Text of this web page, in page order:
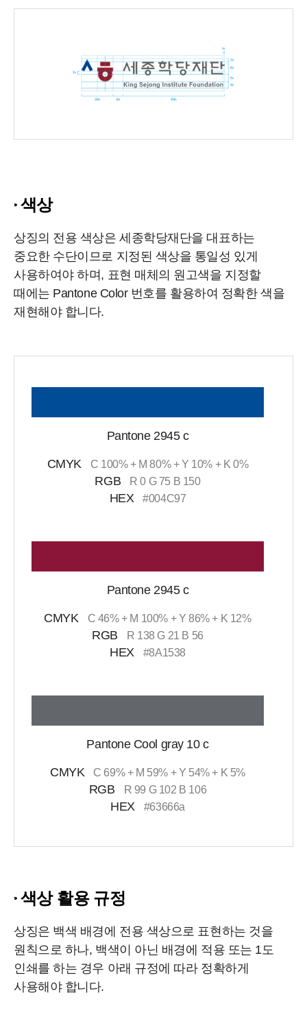
색상
상징의 전용 색상은 세종학당재단을 대표하는
중요한 수단이므로 지정된 색상을 통일성 있게
사용하여야 하며, 표현 매체의 원고색을 지정할
때에는 Pantone Color 번호를 활용하여 정확한 색을
재현해야 합니다.
Pantone 2945 c
CMYK C 100% + M 80% + Y 10% + K 0%
RGB R 0 G 75 B 150
HEX #004C97
Pantone 2945 c
CMYK C 46% + M 100% + Y 86% + K 12%
RGB R 138 G 21 B 56
HEX #8A1538
Pantone Cool gray 10 c
CMYK C 69% + M 59% + Y 54% + K 5%
RGB R 99 G 102 B 106
HEX #63666a
색상 활용 규정
상징은 백색 배경에 전용 색상으로 표현하는 것을
원칙으로 하나, 백색이 아닌 배경에 적용 또는 1도
인쇄를 하는 경우 아래 규정에 따라 정확하게
사용해야 합니다.